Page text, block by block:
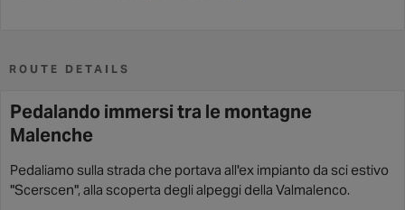
ROUTE DETAILS
Pedalando immersi tra le montagne
Malenche
Pedaliamo sulla strada che portava all'ex impianto da sci estivo
"Scerscen", alla scoperta degli alpeggi della Valmalenco.